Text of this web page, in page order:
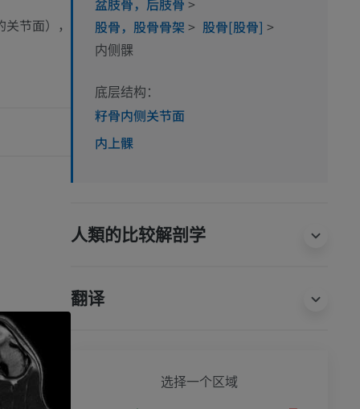
节面），
股骨，股骨骨架 > 股骨[股骨] >
内侧髁
底层结构：
籽骨内侧关节面
内上髁
人類的比较解剖学
翻译
选择一个区域